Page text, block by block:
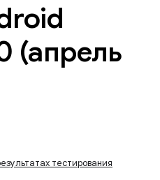
(апрель
тестирования